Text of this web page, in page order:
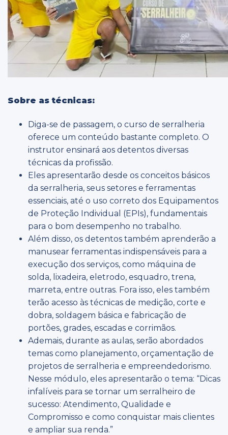
Sobre as técnicas:
Diga-se de passagem, o curso de serralheria
oferece um conteúdo bastante completo. O
instrutor ensinará aos detentos diversas
técnicas da profissão.
Eles apresentarão desde os conceitos básicos
da serralheria, seus setores e ferramentas
essenciais, até o uso correto dos Equipamentos
de Proteção Individual (EPIs), fundamentais
para o bom desempenho no trabalho.
Além disso, os detentos também aprenderão a
manusear ferramentas indispensáveis para a
execução dos serviços, como máquina de
solda, lixadeira, eletrodo, esquadro, trena,
marreta, entre outras. Fora isso, eles também
terão acesso às técnicas de medição, corte e
dobra, soldagem básica e fabricação de
portões, grades, escadas e corrimãos.
Ademais, durante as aulas, serão abordados
temas como planejamento, orçamentação de
projetos de serralheria e empreendedorismo.
Nesse módulo, eles apresentarão o tema: “Dicas
infalíveis para se tornar um serralheiro de
sucesso: Atendimento, Qualidade e
Compromisso e como conquistar mais clientes
e ampliar sua renda.”